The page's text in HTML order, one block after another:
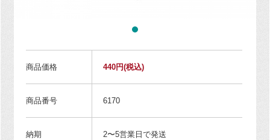
商品価格 440円(税込)
商品番号 6170
納期 2〜5営業日で発送